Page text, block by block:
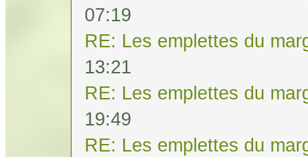
07:19
RE: Les emplettes du
13:21
RE: Les emplettes du
19:49
RE: Les emplettes du